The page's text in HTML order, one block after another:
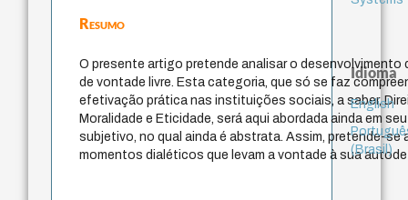
Resumo
O presente artigo pretende analisar o desenvolvimento
de vontade livre. Esta categoria, que só se faz
efetivação prática nas instituições sociais, a saber,
Moralidade e Eticidade, será aqui abordada ainda em
subjetivo, no qual ainda é abstrata. Assim, pretende-se
momentos dialéticos que levam a vontade à sua
Idioma
English
(Brasil)